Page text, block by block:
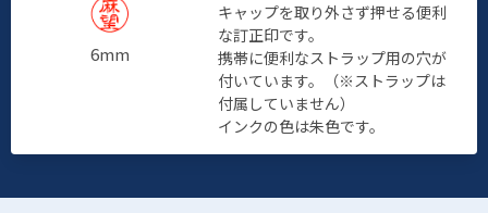
6mm
キャップを取り外さず押せる便利
な訂正印です。
携帯に便利なストラップ用の穴が
付いています。（※ストラップは
付属していません）
インクの色は朱色です。